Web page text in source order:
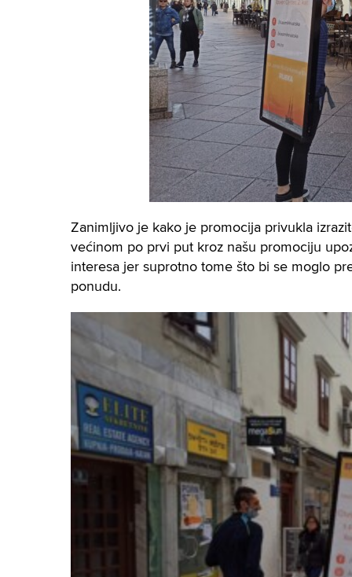
Zanimljivo je kako je promocija privukla
većinom po prvi put kroz našu promociju
interesa jer suprotno tome što bi se moglo
ponudu.